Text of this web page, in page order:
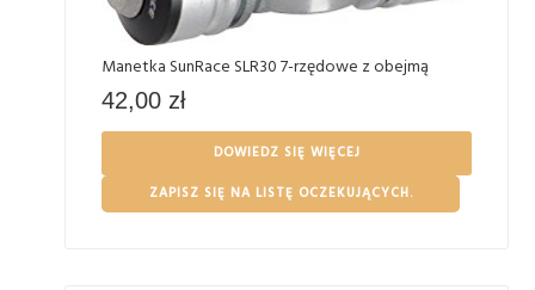
Manetka SunRace SLR30 7-rzędowe z obejmą
42,00 zł
DOWIEDZ SIĘ WIĘCEJ
ZAPISZ SIĘ NA LISTĘ OCZEKUJĄCYCH.